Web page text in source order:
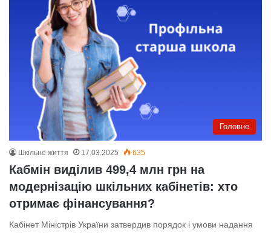
Головне
Шкільне життя 17.03.2025 635
Кабмін виділив 499,4 млн грн на
модернізацію шкільних кабінетів: хто
отримає фінансування?
Кабінет Міністрів України затвердив порядок і умови надання